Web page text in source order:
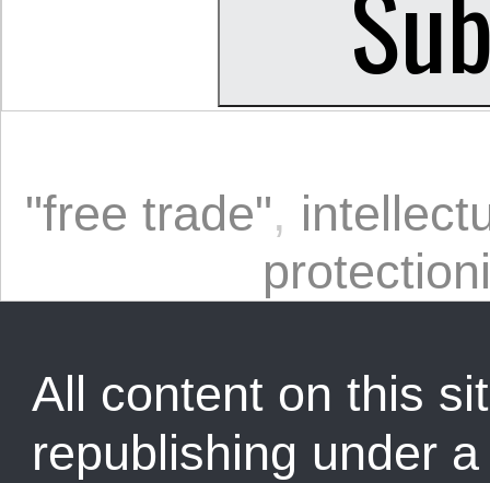
"free trade",
All content on this
republishing under